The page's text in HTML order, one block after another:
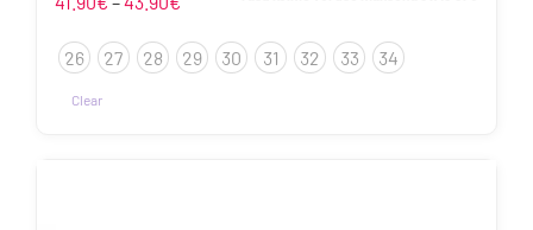
kuni
26 27 28 29 30 31 32 33 34
Clear